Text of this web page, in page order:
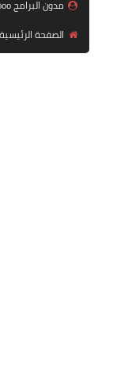
مدون البرامج iboo
الصفحة الرئيسية